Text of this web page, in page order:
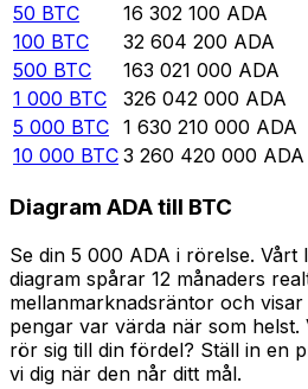
50 BTC 16 302 100 ADA
100 BTC 32 604 200 ADA
500 BTC 163 021 000 ADA
1 000 BTC 326 042 000 ADA
5 000 BTC 1 630 210 000 ADA
10 000 BTC 3 260 420 000 ADA
Diagram ADA till BTC
Se din 5 000 ADA i rörelse. Vårt
diagram spårar 12 månaders
mellanmarknadsräntor och
pengar var värda när som
rör sig till din fördel? Ställ in en
vi dig när den når ditt mål.